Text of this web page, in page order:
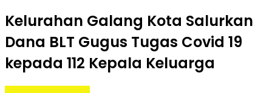
Kelurahan Galang Kota Salurkan
Dana BLT Gugus Tugas Covid 19
kepada 112 Kepala Keluarga